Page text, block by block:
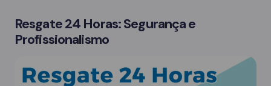
Resgate 24 Horas: Segurança e
Profissionalismo